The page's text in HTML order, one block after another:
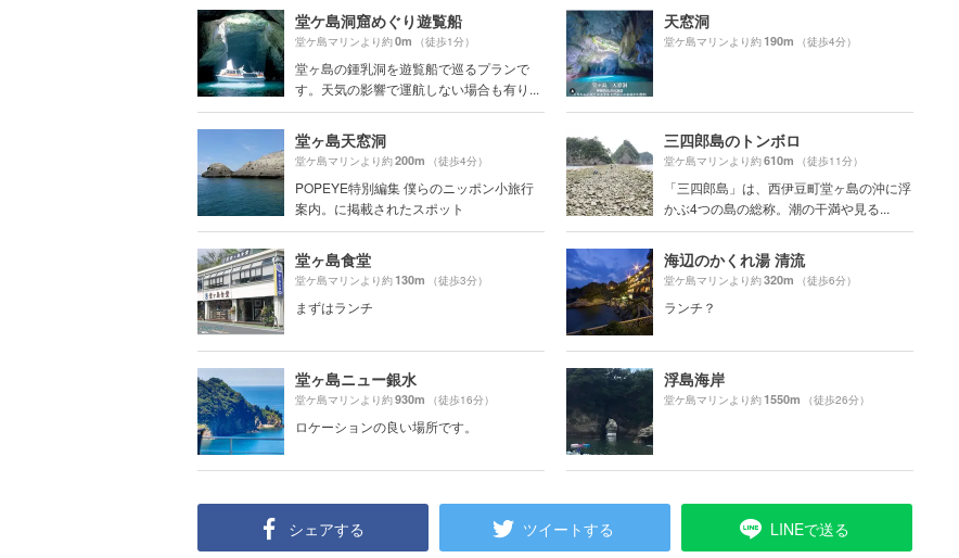
堂ケ島洞窟めぐり遊覧船
堂ケ島マリンより約0m （徒歩1分）
堂ヶ島の鍾乳洞を遊覧船で巡るプランで
す。天気の影響で運航しない場合も有り...
天窓洞
堂ケ島マリンより約190m （徒歩4分）
堂ヶ島天窓洞
堂ケ島マリンより約200m （徒歩4分）
POPEYE特別編集 僕らのニッポン小旅行
案内。に掲載されたスポット
三四郎島のトンボロ
堂ケ島マリンより約610m （徒歩11分）
「三四郎島」は、西伊豆町堂ヶ島の沖に浮
かぶ4つの島の総称。潮の干満や見る...
堂ヶ島食堂
堂ケ島マリンより約130m （徒歩3分）
まずはランチ
海辺のかくれ湯 清流
堂ケ島マリンより約320m （徒歩6分）
ランチ？
堂ヶ島ニュー銀水
堂ケ島マリンより約930m （徒歩16分）
ロケーションの良い場所です。
浮島海岸
堂ケ島マリンより約1550m （徒歩26分）
シェアする ツイートする LINEで送る